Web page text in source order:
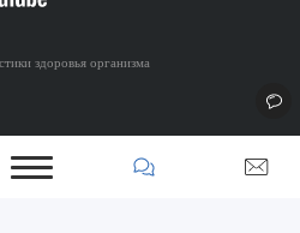
здоровья организма